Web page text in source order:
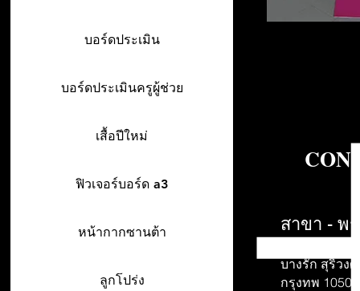
บอร์ดประเมิน
บอร์ดประเมินครูผู้ช่วย
เสื้อปีใหม่
ฟิวเจอร์บอร์ด a3
หน้ากากซานต้า
ลูกโปร่ง
สาขา - พ
บางรัก สุริวงศ์
กรุงทพ 10500